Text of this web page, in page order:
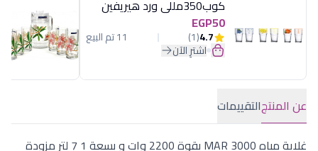
كوب350مللى ورد هيريفين
EGP50
4.7
(1) 11 تم البيع
اشترِ الآن
عن المنتجالتقييمات
غلاية مياه MAR 3000 بقوة 2200 وات و بسعة 1 7 لتر مزودة